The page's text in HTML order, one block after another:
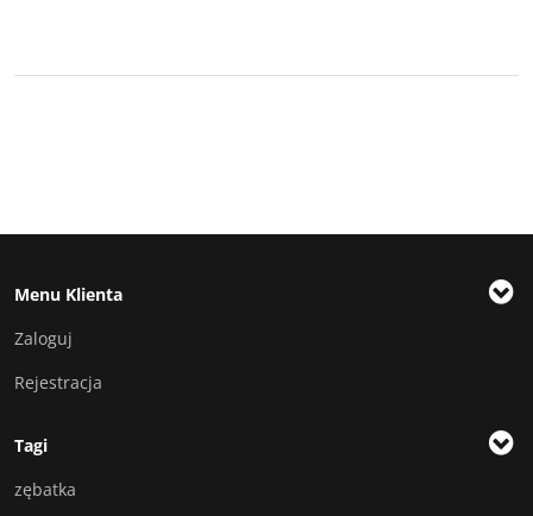
Menu Klienta
Zaloguj
Rejestracja
Tagi
zębatka